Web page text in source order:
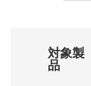
対象製
品